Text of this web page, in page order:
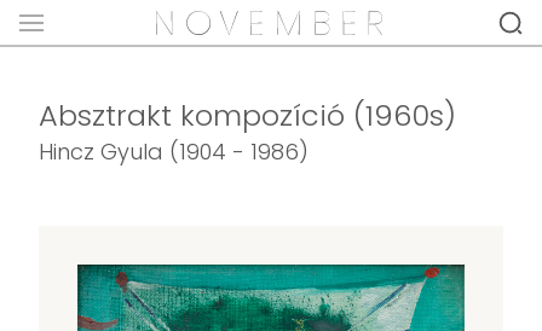
Absztrakt kompozíció (1960s)
Hincz Gyula (1904 - 1986)